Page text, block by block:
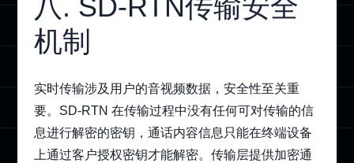
八. SD-RTN传输安全
机制
实时传输涉及用户的音视频数据，安全性至关重
要。SD-RTN 在传输过程中没有任何可对传输的信
息进行解密的密钥，通话内容信息只能在终端设备
上通过客户授权密钥才能解密。传输层提供加密通